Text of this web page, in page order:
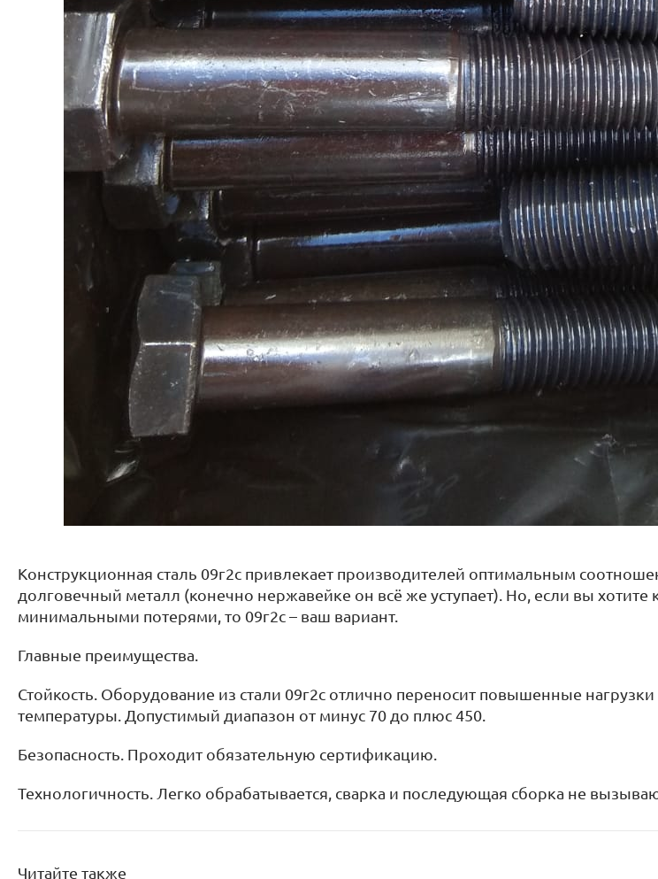
Конструкционная сталь 09г2с привлекает производителей оптимальным
долговечный металл (конечно нержавейке он всё же уступает). Но, если вы хотите
минимальными потерями, то 09г2с – ваш вариант.
Главные преимущества.
Стойкость. Оборудование из стали 09г2с отлично переносит повышенные
температуры. Допустимый диапазон от минус 70 до плюс 450.
Безопасность. Проходит обязательную сертификацию.
Технологичность. Легко обрабатывается, сварка и последующая сборка не
Читайте также